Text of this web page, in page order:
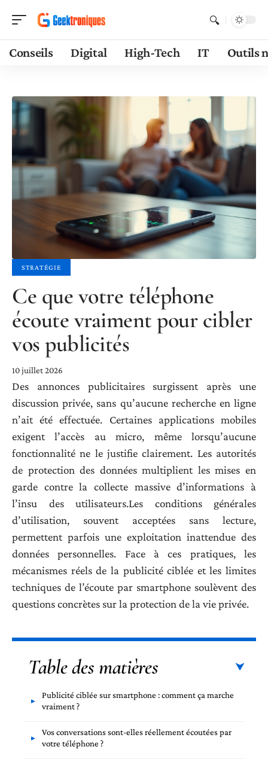
Conseils Digital High-Tech IT Outils
STRATÉGIE
Ce que votre téléphone
écoute vraiment pour cibler
vos publicités
10 juillet 2026
Des annonces publicitaires surgissent après une
discussion privée, sans qu’aucune recherche en ligne
n’ait été effectuée. Certaines applications mobiles
exigent l’accès au micro, même lorsqu’aucune
fonctionnalité ne le justifie clairement. Les autorités
de protection des données multiplient les mises en
garde contre la collecte massive d’informations à
l’insu des utilisateurs.Les conditions générales
d’utilisation, souvent acceptées sans lecture,
permettent parfois une exploitation inattendue des
données personnelles. Face à ces pratiques, les
mécanismes réels de la publicité ciblée et les limites
techniques de l’écoute par smartphone soulèvent des
questions concrètes sur la protection de la vie privée.
Table des matières
Publicité ciblée sur smartphone : comment ça marche
vraiment ?
Vos conversations sont-elles réellement écoutées par
votre téléphone ?